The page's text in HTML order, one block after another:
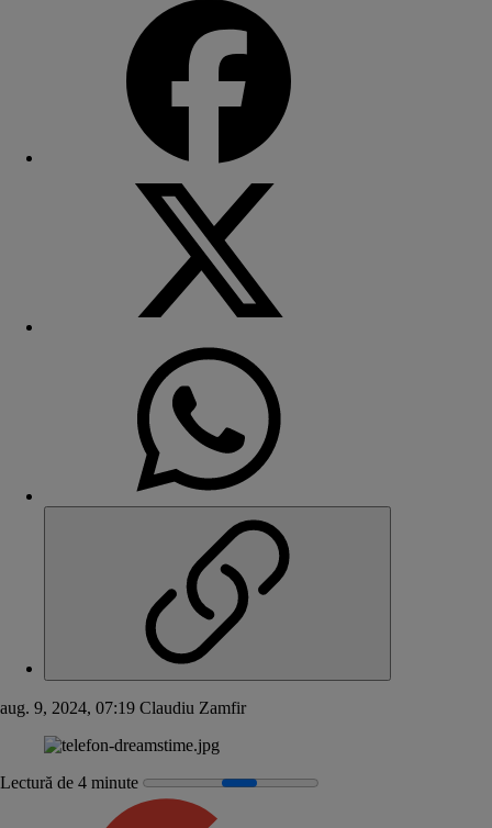
aug. 9, 2024, 07:19 Claudiu Zamfir
Lectură de 4 minute